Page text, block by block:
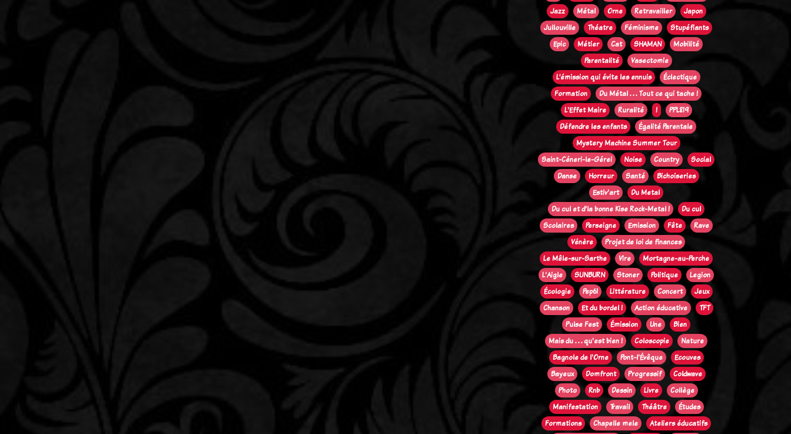
Jazz
Métal Orne Retravailler
Japon
Jullouville
Théatre Féminisme
Stupéfiants
Epic
Métier Cat SHAMAN
Mobilité
Parentalité
Vasectomie
L’émission qui évite les ennuis
Éclectique
Formation
Du Métal . . . Tout ce qui tache !
L'Effet Maire
Ruralité !
PPL819
Défendre les enfants
Égalité Parentale
Mystery Machine Summer Tour
Saint-Céneri-le-Gérei
Noise Country
Social
Danse
Horreur Santé
Bichoiseries
Estiv'art
Du Metal
Du cul et d'la bonne Kise Rock-Metal !
Du cul
Scolaires
Perseigne Emission Fête
Rave
Vénère
Projet de loi de finances
Le Mêle-sur-Sarthe
Vire
Mortagne-au-Perche
L'Aigle
SUNBURN Stoner Politique
Legion
Écologie
Pep61 Littérature Concert
Jeux
Chanson
Et du bordel ! Action éducative
TFT
Pulse Fest
Émission Une
Bien
Mais du . . . qu'est bien !
Coloscopie
Nature
Bagnole de l'Orne
Pont-l'Évêque
Ecouves
Bayeux
Domfront Progressif
Coldwave
Photo
Rnb Dessin Livre
Collège
Manifestation
Travail Théâtre
Études
Formations
Chapelle mele
Ateliers éducatifs